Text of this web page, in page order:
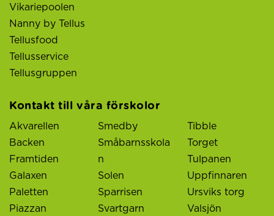
Vikariepoolen
Nanny by Tellus
Tellusfood
Tellusservice
Tellusgruppen
Kontakt till våra förskolor
Akvarellen
Backen
Framtiden
Galaxen
Paletten
Piazzan
Smedby
Småbarnsskola
n
Solen
Sparrisen
Svartgarn
Tibble
Torget
Tulpanen
Uppfinnaren
Ursviks torg
Valsjön